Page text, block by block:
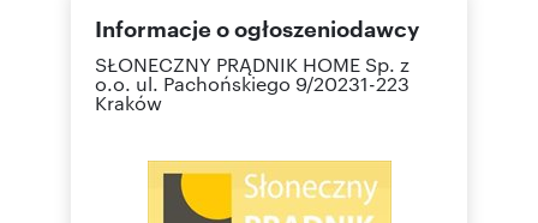
Informacje o ogłoszeniodawcy
SŁONECZNY PRĄDNIK HOME Sp. z
o.o. ul. Pachońskiego 9/20231-223
Kraków